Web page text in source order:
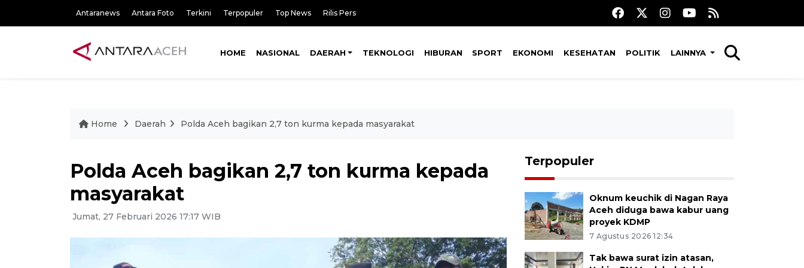
Antaranews Antara Foto Terkini Terpopuler Top News Rilis Pers
HOME NASIONAL DAERAH TEKNOLOGI HIBURAN SPORT EKONOMI KESEHATAN POLITIK LAINNYA
Home Daerah Polda Aceh bagikan 2,7 ton kurma kepada masyarakat
Polda Aceh bagikan 2,7 ton kurma kepada
masyarakat
Jumat, 27 Februari 2026 17:17 WIB
Terpopuler
Oknum keuchik di Nagan Raya
Aceh diduga bawa kabur uang
proyek KDMP
7 Agustus 2026 12:34
Tak bawa surat izin atasan,